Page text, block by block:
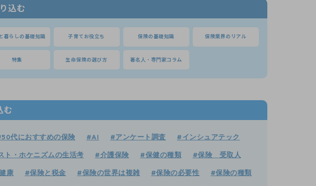
込む
暮らしの基礎知識 子育てお役立ち 保険の基礎知識 保険業界のリアル
特集 生命保険の選び方 著名人・専門家コラム
む
代におすすめの保険 #AI #アンケート調査 #インシュアテック
ト・ホケニズムの生活考 #介護保険 #保健の種類 #保険 受取人
康 #保険と税金 #保険の世界は複雑 #保険の必要性 #保険の種類